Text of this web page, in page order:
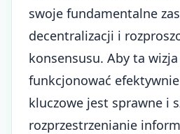
swoje fundamentalne
decentralizacji i
konsensusu. Aby ta wizja
funkcjonować
kluczowe jest sprawne i
rozprzestrzenianie